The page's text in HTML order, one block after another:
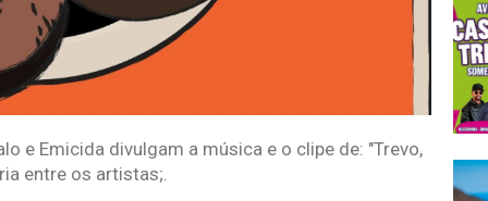
e Emicida divulgam a música e o clipe de: "Trevo,
entre os artistas;.